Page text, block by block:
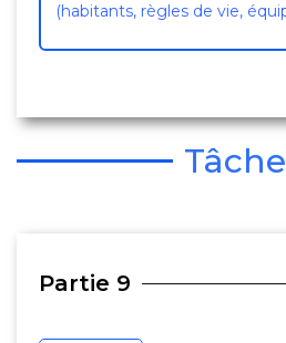
(habitants, règles de vie,
Partie 9